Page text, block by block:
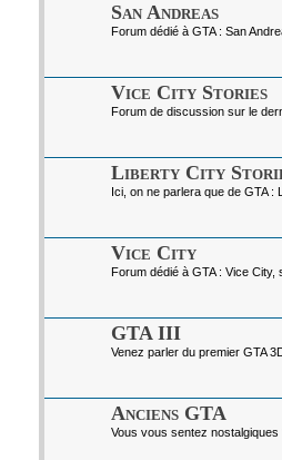
San Andreas
Forum dédié à GTA : San
Vice City Stories
Forum de discussion sur le
Liberty City
Ici, on ne parlera que de GTA :
Vice City
Forum dédié à GTA : Vice City,
GTA III
Venez parler du premier GTA
Anciens GTA
Vous vous sentez